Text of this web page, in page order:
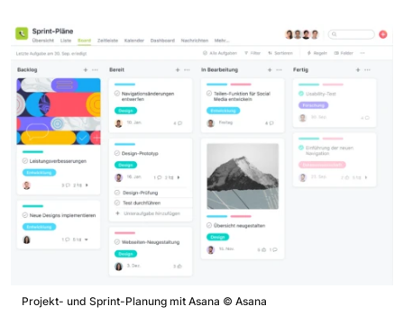
Projekt- und Sprint-Planung mit Asana © Asana